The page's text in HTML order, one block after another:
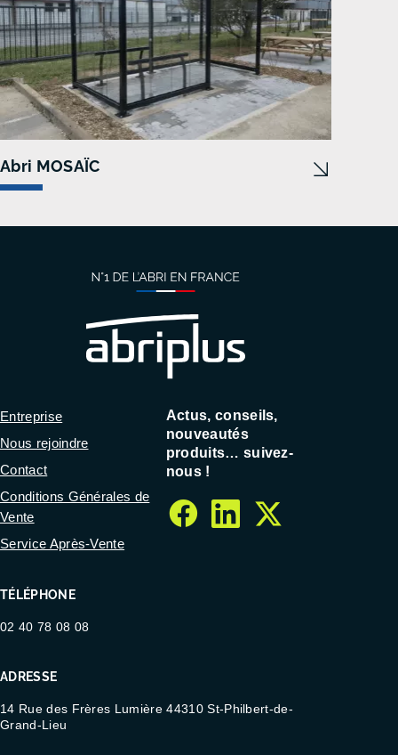
Abri MOSAÏC
TÉLÉPHONE
02 40 78 08 08
ADRESSE
14 Rue des Frères Lumière 44310 St-Philbert-de-
Grand-Lieu
Entreprise
Nous rejoindre
Contact
Conditions Générales de
Vente
Service Après-Vente
Actus, conseils,
nouveautés
produits… suivez-
nous !
facebook
linkedin
twitter